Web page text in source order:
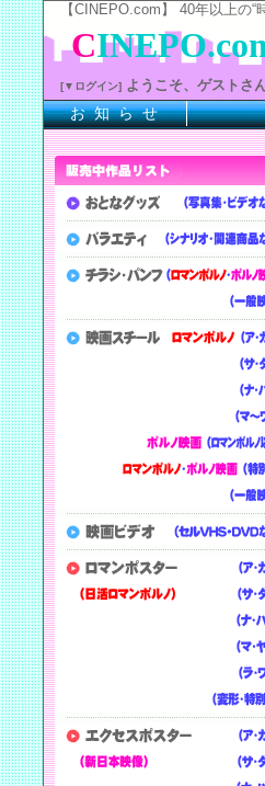
【CINEPO.com】 40年以上の
C
[▼ログイン] ようこそ、ゲストさ
お 知 ら せ